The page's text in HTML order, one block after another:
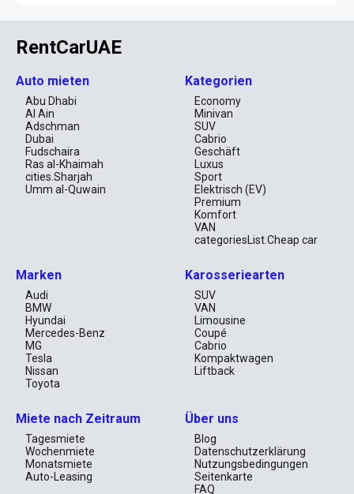
RentCarUAE
Auto mieten
Abu Dhabi
Al Ain
Adschman
Dubai
Fudschaira
Ras al-Khaimah
cities.Sharjah
Umm al-Quwain
Kategorien
Economy
Minivan
SUV
Cabrio
Geschäft
Luxus
Sport
Elektrisch (EV)
Premium
Komfort
VAN
categoriesList.Cheap car
Marken
Audi
BMW
Hyundai
Mercedes-Benz
MG
Tesla
Nissan
Toyota
Karosseriearten
SUV
VAN
Limousine
Coupé
Cabrio
Kompaktwagen
Liftback
Miete nach Zeitraum
Tagesmiete
Wochenmiete
Monatsmiete
Auto-Leasing
Über uns
Blog
Datenschutzerklärung
Nutzungsbedingungen
Seitenkarte
FAQ